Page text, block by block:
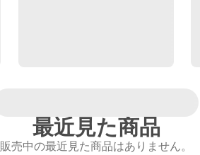
最近見た商品
販売中の最近見た商品はありません。